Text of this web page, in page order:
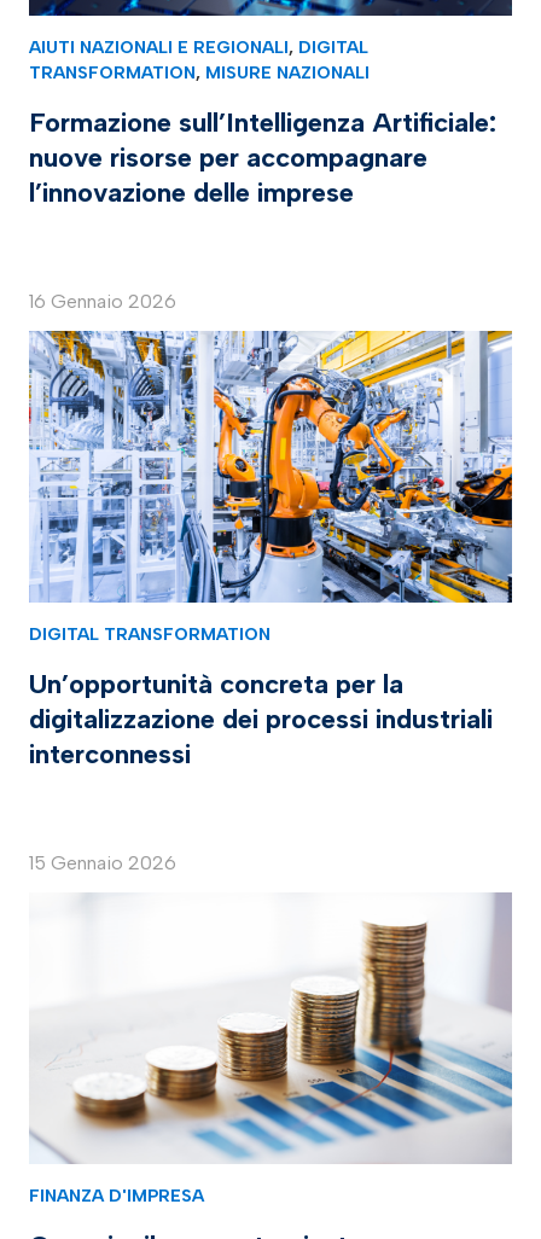
AIUTI NAZIONALI E REGIONALI, DIGITAL
TRANSFORMATION, MISURE NAZIONALI
Formazione sull’Intelligenza Artificiale:
nuove risorse per accompagnare
l’innovazione delle imprese
16 Gennaio 2026
DIGITAL TRANSFORMATION
Un’opportunità concreta per la
digitalizzazione dei processi industriali
interconnessi
15 Gennaio 2026
FINANZA D'IMPRESA